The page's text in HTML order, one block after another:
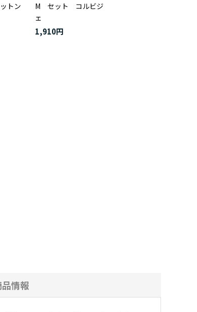
トン
M セット コルビジ
ェ
1,910円
品情報